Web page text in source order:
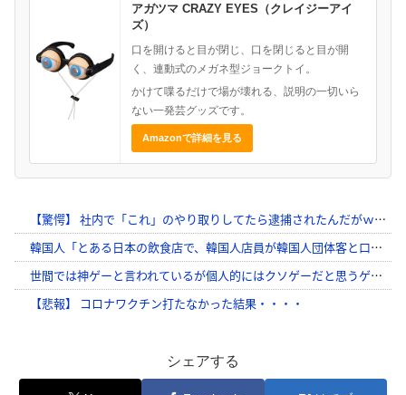
アガツマ CRAZY EYES（クレイジーアイ
ズ）
口を開けると目が閉じ、口を閉じると目が開
く、連動式のメガネ型ジョークトイ。
かけて喋るだけで場が壊れる、説明の一切いら
ない一発芸グッズです。
Amazonで詳細を見る
シェアする